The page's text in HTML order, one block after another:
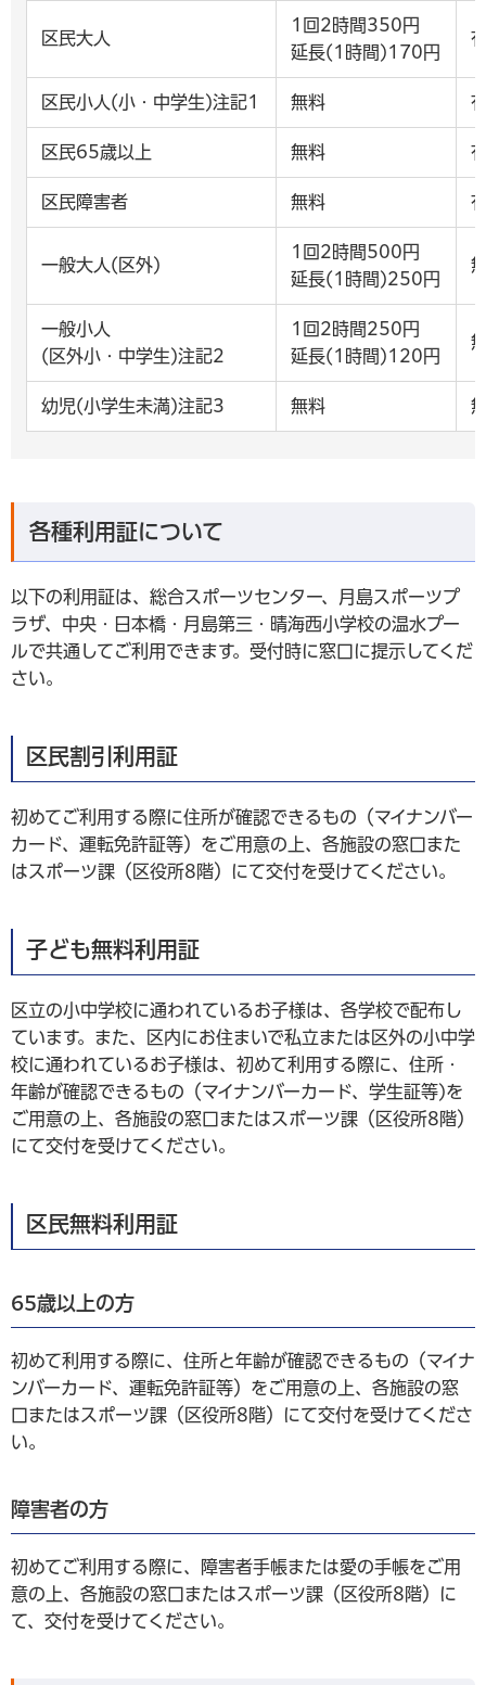
区民大人
1回2時間350円
延長(1時間)170円
区民小人(小・中学生)注記1 無料
区民65歳以上 無料
区民障害者 無料
一般大人(区外)
1回2時間500円
延長(1時間)250円
一般小人
(区外小・中学生)注記2
1回2時間250円
延長(1時間)120円
幼児(小学生未満)注記3 無料
各種利用証について
以下の利用証は、総合スポーツセンター、月島スポーツプ
ラザ、中央・日本橋・月島第三・晴海西小学校の温水プー
ルで共通してご利用できます。受付時に窓口に提示してくだ
さい。
区民割引利用証
初めてご利用する際に住所が確認できるもの（マイナンバー
カード、運転免許証等）をご用意の上、各施設の窓口また
はスポーツ課（区役所8階）にて交付を受けてください。
子ども無料利用証
区立の小中学校に通われているお子様は、各学校で配布し
ています。また、区内にお住まいで私立または区外の小中学
校に通われているお子様は、初めて利用する際に、住所・
年齢が確認できるもの（マイナンバーカード、学生証等)を
ご用意の上、各施設の窓口またはスポーツ課（区役所8階）
にて交付を受けてください。
区民無料利用証
65歳以上の方
初めて利用する際に、住所と年齢が確認できるもの（マイナ
ンバーカード、運転免許証等）をご用意の上、各施設の窓
口またはスポーツ課（区役所8階）にて交付を受けてくださ
い。
障害者の方
初めてご利用する際に、障害者手帳または愛の手帳をご用
意の上、各施設の窓口またはスポーツ課（区役所8階）に
て、交付を受けてください。